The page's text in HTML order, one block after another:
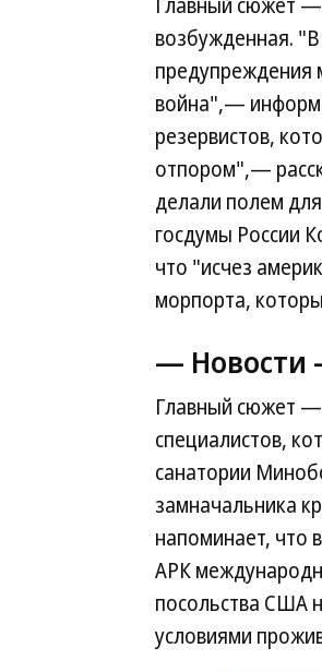
возбужденная.
предупреждения
война",—
резервистов,
отпором",—
делали полем
госдумы России
что "исчез
морпорта,
— Новости
Главный сюжет —
специалистов,
санатории
замначальника
напоминает, что
АРК
посольства США
условиями